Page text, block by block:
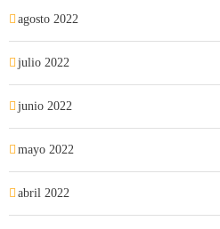
agosto 2022
julio 2022
junio 2022
mayo 2022
abril 2022